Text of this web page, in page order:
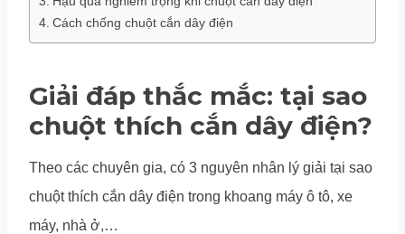
Cách chống chuột cắn dây điện
Giải đáp thắc mắc: tại sao
chuột thích cắn dây điện?
Theo các chuyên gia, có 3 nguyên nhân lý giải tại sao
chuột thích cắn dây điện trong khoang máy ô tô, xe
máy, nhà ở,…